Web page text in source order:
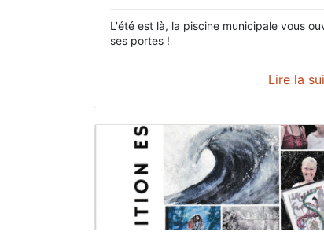
L'été est là, la piscine municipale vous
ses portes !
Lire la